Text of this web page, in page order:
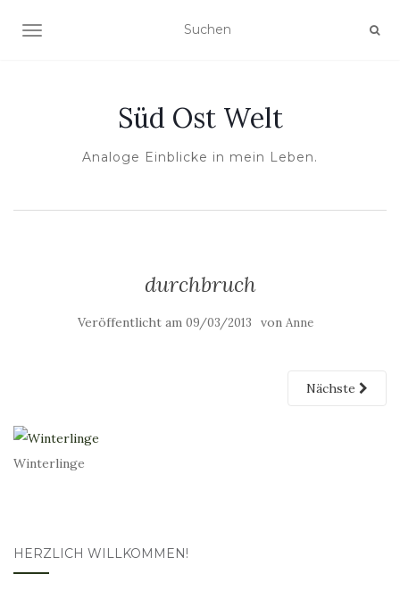
NAVIGATION UMSCHALTEN
Süd Ost Welt
Analoge Einblicke in mein Leben.
durchbruch
Veröffentlicht am 09/03/2013 von Anne
Nächste
Winterlinge
HERZLICH WILLKOMMEN!